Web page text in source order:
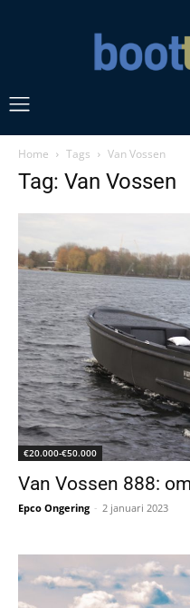
Home Tags Van Vossen
Tag: Van Vossen
€20.000-€50.000
Van Vossen 888:
Epco Ongering - 2 januari 2023